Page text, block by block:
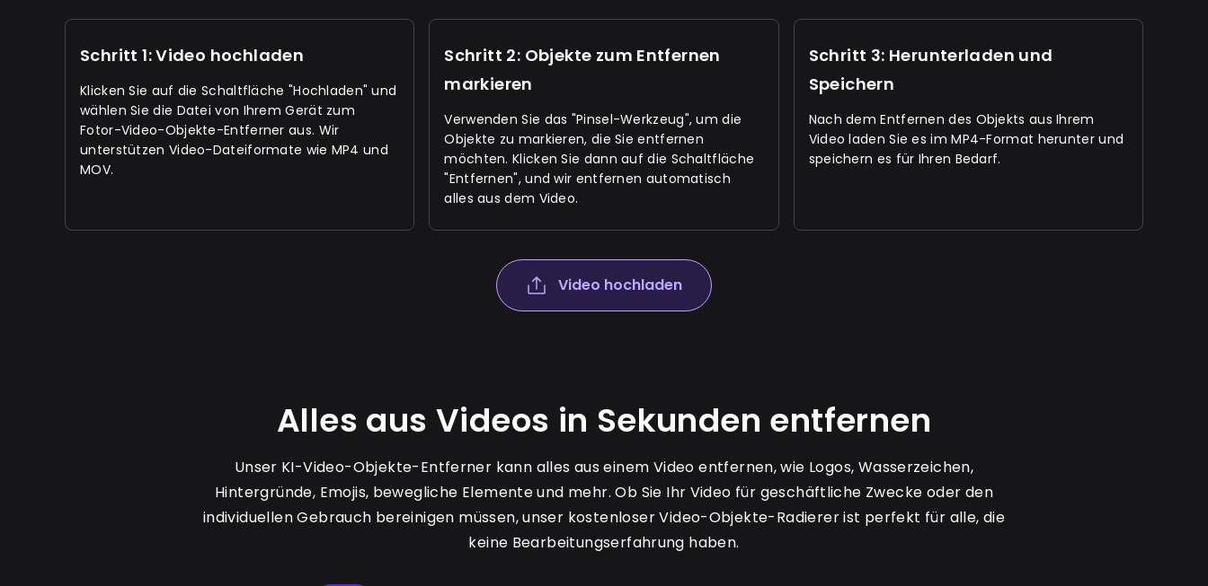
Schritt 1: Video hochladen
Klicken Sie auf die Schaltfläche "Hochladen" und
wählen Sie die Datei von Ihrem Gerät zum
Fotor-Video-Objekte-Entferner aus. Wir
unterstützen Video-Dateiformate wie MP4 und
MOV.
Schritt 2: Objekte zum Entfernen
markieren
Verwenden Sie das "Pinsel-Werkzeug", um die
Objekte zu markieren, die Sie entfernen
möchten. Klicken Sie dann auf die Schaltfläche
"Entfernen", und wir entfernen automatisch
alles aus dem Video.
Schritt 3: Herunterladen und
Speichern
Nach dem Entfernen des Objekts aus Ihrem
Video laden Sie es im MP4-Format herunter und
speichern es für Ihren Bedarf.
Video hochladen
Alles aus Videos in Sekunden entfernen
Unser KI-Video-Objekte-Entferner kann alles aus einem Video entfernen, wie Logos, Wasserzeichen,
Hintergründe, Emojis, bewegliche Elemente und mehr. Ob Sie Ihr Video für geschäftliche Zwecke oder den
individuellen Gebrauch bereinigen müssen, unser kostenloser Video-Objekte-Radierer ist perfekt für alle, die
keine Bearbeitungserfahrung haben.